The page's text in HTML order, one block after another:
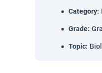
Category:
Grade:
Topic: